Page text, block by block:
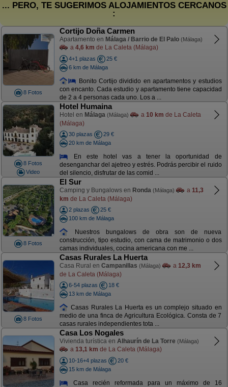
... PERO, TE SUGERIMOS ALOJAMIENTOS CERCANOS
:
8 Fotos
Cortijo Doña Carmen
Apartamento en Málaga / Barrio de El Palo (Málaga)
a 4,6 km de La Caleta (Málaga)
4+1 plazas
25 €
6 km de Málaga
Bonito Cortijo dividido en apartamentos y estudios
con encanto. Cada estudio y apartamento tiene capacidad
de 2 a 4 personas cada uno. Los a ...
8 Fotos
Video
Hotel Humaina
Hotel en Málaga (Málaga) a 10 km de La Caleta
(Málaga)
30 plazas
29 €
20 km de Málaga
En este hotel vas a tener la oportunidad de
desenganchar del ajetreo y estrés. Podrás percibir el ruido
del silencio, disfrutar de las comid ...
8 Fotos
El Sur
Camping y Bungalows en Ronda (Málaga) a 11,3
km de La Caleta (Málaga)
2 plazas
25 €
100 km de Málaga
Nuestros bungalows de obra son de nueva
construcción, tipo estudio, con cama de matrimonio o dos
camas individuales, cocina americana con me ...
8 Fotos
Casas Rurales La Huerta
Casa Rural en Campanillas (Málaga) a 12,3 km
de La Caleta (Málaga)
6-54 plazas
18 €
13 km de Málaga
Casas Rurales La Huerta es un complejo situado en
medio de una finca de Agricultura Ecológica. Consta de 7
casas rurales independientes tota ...
Casa Los Nogales
Vivienda turística en Alhaurín de La Torre (Málaga)
a 13,1 km de La Caleta (Málaga)
10-16+4 plazas
20 €
15 km de Málaga
Casa recién reformada para un máximo de 16